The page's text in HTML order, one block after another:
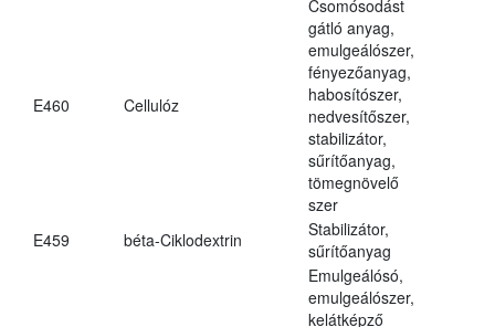
E460 Cellulóz
Csomósodást
gátló anyag,
emulgeálószer,
fényezőanyag,
habosítószer,
nedvesítőszer,
stabilizátor,
sűrítőanyag,
tömegnövelő
szer
E459
béta-Ciklodextrin
Stabilizátor,
sűrítőanyag
Emulgeálósó,
emulgeálószer,
kelátképző